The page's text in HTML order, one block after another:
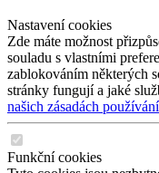
Nastavení cookies
Zde máte možnost
souladu s vlastními
zablokováním některých
stránky fungují a jaké
našich zásadách
Funkční cookies